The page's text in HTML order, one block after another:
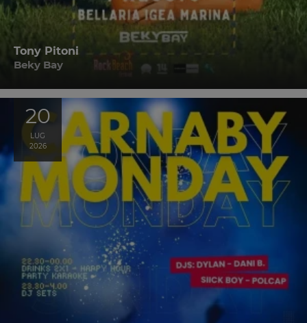
Tony Pitoni
Beky Bay
20
LUG
2026